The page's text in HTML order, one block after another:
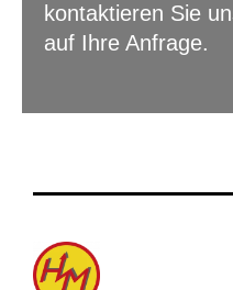
kontaktieren Sie
auf Ihre Anfrage.